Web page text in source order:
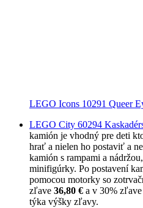
LEGO Icons 10291 Queer
LEGO City 60294
kamión je vhodný pre deti
hrať a nielen ho postaviť a
kamión s rampami a
minifigúrky. Po postavení
pomocou motorky so
zľave 36,80 € a v 30% zľave
týka výšky zľavy.